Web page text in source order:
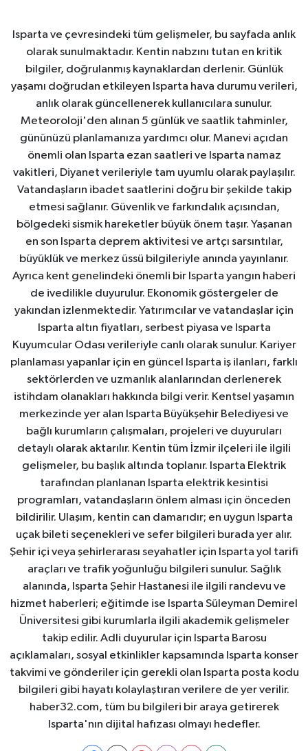
Isparta ve çevresindeki tüm gelişmeler, bu sayfada anlık
olarak sunulmaktadır. Kentin nabzını tutan en kritik
bilgiler, doğrulanmış kaynaklardan derlenir. Günlük
yaşamı doğrudan etkileyen Isparta hava durumu verileri,
anlık olarak güncellenerek kullanıcılara sunulur.
Meteoroloji'den alınan 5 günlük ve saatlik tahminler,
gününüzü planlamanıza yardımcı olur. Manevi açıdan
önemli olan Isparta ezan saatleri ve Isparta namaz
vakitleri, Diyanet verileriyle tam uyumlu olarak paylaşılır.
Vatandaşların ibadet saatlerini doğru bir şekilde takip
etmesi sağlanır. Güvenlik ve farkındalık açısından,
bölgedeki sismik hareketler büyük önem taşır. Yaşanan
en son Isparta deprem aktivitesi ve artçı sarsıntılar,
büyüklük ve merkez üssü bilgileriyle anında yayınlanır.
Ayrıca kent genelindeki önemli bir Isparta yangın haberi
de ivedilikle duyurulur. Ekonomik göstergeler de
yakından izlenmektedir. Yatırımcılar ve vatandaşlar için
Isparta altın fiyatları, serbest piyasa ve Isparta
Kuyumcular Odası verileriyle canlı olarak sunulur. Kariyer
planlaması yapanlar için en güncel Isparta iş ilanları, farklı
sektörlerden ve uzmanlık alanlarından derlenerek
istihdam olanakları hakkında bilgi verir. Kentsel yaşamın
merkezinde yer alan Isparta Büyükşehir Belediyesi ve
bağlı kurumların çalışmaları, projeleri ve duyuruları
detaylı olarak aktarılır. Kentin tüm İzmir ilçeleri ile ilgili
gelişmeler, bu başlık altında toplanır. Isparta Elektrik
tarafından planlanan Isparta elektrik kesintisi
programları, vatandaşların önlem alması için önceden
bildirilir. Ulaşım, kentin can damarıdır; en uygun Isparta
uçak bileti seçenekleri ve sefer bilgileri burada yer alır.
Şehir içi veya şehirlerarası seyahatler için Isparta yol tarifi
araçları ve trafik yoğunluğu bilgileri sunulur. Sağlık
alanında, Isparta Şehir Hastanesi ile ilgili randevu ve
hizmet haberleri; eğitimde ise Isparta Süleyman Demirel
Üniversitesi gibi kurumlarla ilgili akademik gelişmeler
takip edilir. Adli duyurular için Isparta Barosu
açıklamaları, sosyal etkinlikler kapsamında Isparta konser
takvimi ve gönderiler için gerekli olan Isparta posta kodu
bilgileri gibi hayatı kolaylaştıran verilere de yer verilir.
haber32.com, tüm bu bilgileri bir araya getirerek
Isparta'nın dijital hafızası olmayı hedefler.